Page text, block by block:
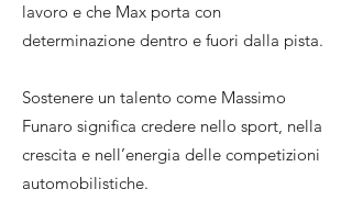
lavoro e che Max porta con
determinazione dentro e fuori dalla pista.
Sostenere un talento come Massimo
Funaro significa credere nello sport, nella
crescita e nell’energia delle competizioni
automobilistiche.